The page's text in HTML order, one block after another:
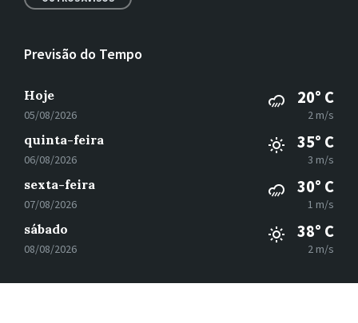
Previsão do Tempo
Hoje
05/08/2026
20° C
2 m/s
quinta-feira
06/08/2026
35° C
3 m/s
sexta-feira
07/08/2026
30° C
1 m/s
sábado
08/08/2026
38° C
2 m/s